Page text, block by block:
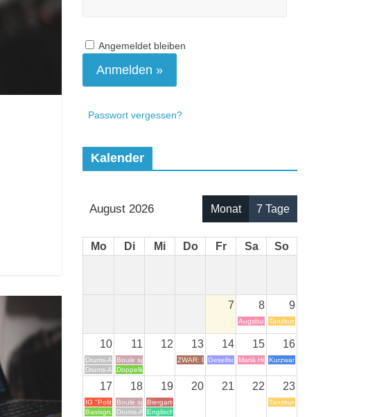
Angemeldet bleiben
Passwort vergessen?
Kalender
August 2026 Monat 7 Tage
Mo Di Mi Do Fr Sa So
7 8 9
Augsburger Hohes Friedensfest
Tanzkurs
10 11 12 13 14 15 16
Drums-Alive Training
Boule spielen ZWAR: Römergrab in Köln Weiden
Gesellschaftsspieleabend
Mariä HimmelfahrtKurzwanderung in Wiescheid
Drums-Alive TrainingDoppelkopf spielen (im Gasthof Löhdorf)
17 18 19 20 21 22 23
IG "Politik"Boule spielenBiergartentreff mit wechselndem Ort
Tanzkurs
Basisgruppentreffen
Drums-Alive TrainingEnglisch-Gruppe (Konversation in englischer Sprache)